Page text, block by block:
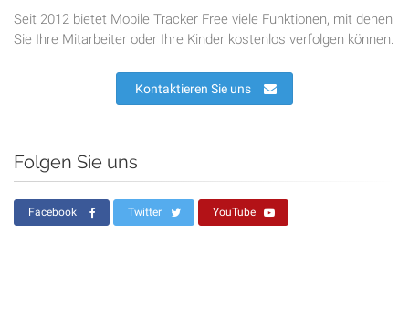
Seit 2012 bietet Mobile Tracker Free viele Funktionen, mit denen
Sie Ihre Mitarbeiter oder Ihre Kinder kostenlos verfolgen können.
Kontaktieren Sie uns
Folgen Sie uns
Facebook Twitter YouTube